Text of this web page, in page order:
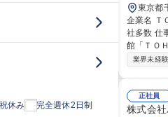
休み
完全週休2日制
東京都
企業名 ＴＯＨＯシネマズ株式会
社多数 仕事の内容 最高の映画体験を追求するために、最新の映像・音響技術と快適な空間づくりにこだわる映画
館「ＴＯＨ
書関係（
などで起きる事案の相談受け付
途入社多
業界未経
正社員
株式会